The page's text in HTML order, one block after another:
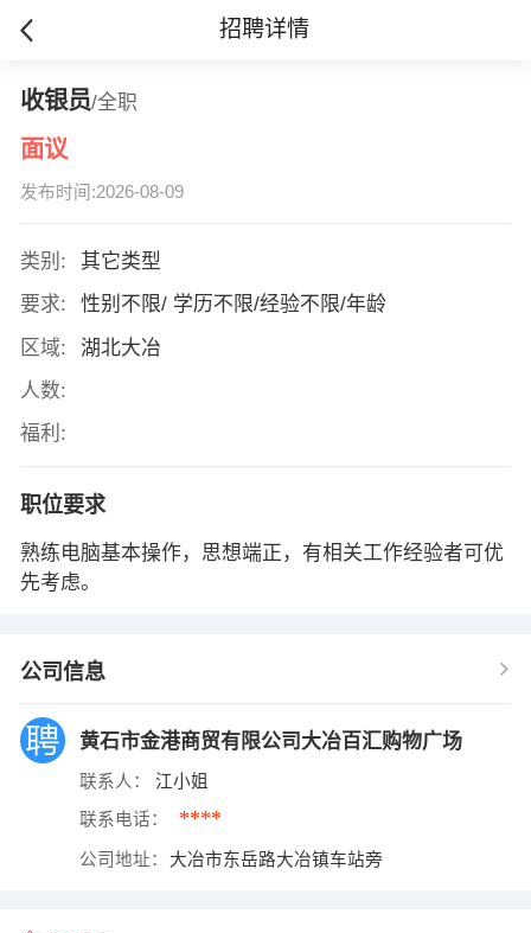
招聘详情
收银员/全职
面议
发布时间:2026-08-09
类别:
其它类型
要求:
性别不限/ 学历不限/经验不限/年龄
区域:
湖北大冶
人数:
福利:
职位要求
熟练电脑基本操作，思想端正，有相关工作经验者可优
先考虑。
公司信息
黄石市金港商贸有限公司大冶百汇购物广场
联系人： 江小姐
联系电话： ****
公司地址： 大冶市东岳路大冶镇车站旁